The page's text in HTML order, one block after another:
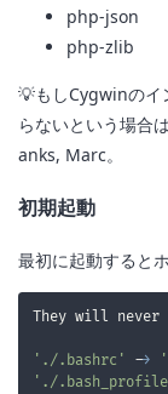
php-json
php-zlib
💡もしCygwinのイ
らないという場合は
anks, Marc。
初期起動
最初に起動すると
'./.bashrc' ->
'./